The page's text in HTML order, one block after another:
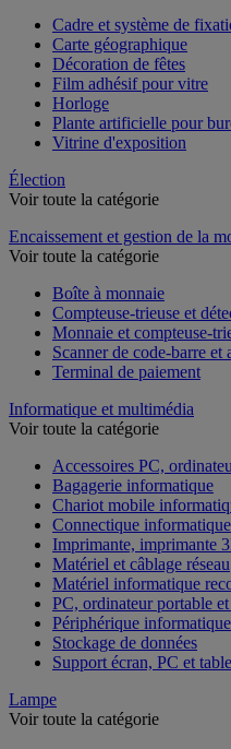
Cadre et système de
Carte géographique
Décoration de fêtes
Film adhésif pour vitre
Horloge
Plante artificielle pour
Élection
Encaissement et gestion de la
Boîte à monnaie
Compteuse-trieuse et
Monnaie et compteuse-
Scanner de code-barre et
Informatique et multimédia
Accessoires PC,
Bagagerie informatique
Chariot mobile
Connectique informatique
Imprimante, imprimante
Matériel et câblage réseau
Matériel informatique
PC, ordinateur portable et
Périphérique informatique
Stockage de données
Lampe